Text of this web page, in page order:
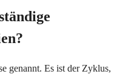
genannt. Es ist der Zyklus,